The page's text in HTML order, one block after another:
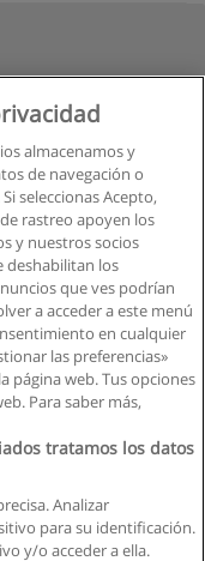
almacenamos y
de navegación o
seleccionas Acepto,
rastreo apoyen los
y nuestros socios
deshabilitan los
que ves podrían
a acceder a este menú
en cualquier
las preferencias»
página web. Tus opciones
Para saber más,
tratamos los datos
Analizar
para su identificación.
y/o acceder a ella.